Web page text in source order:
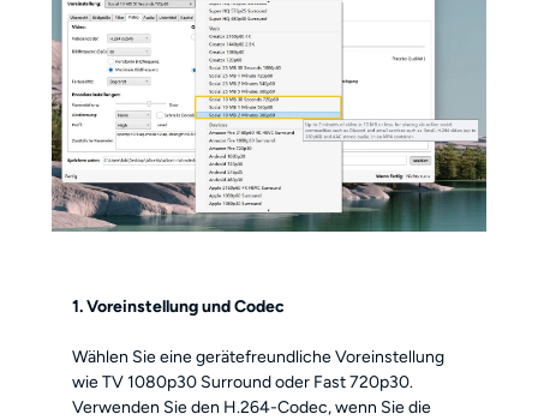
1. Voreinstellung und Codec
Wählen Sie eine gerätefreundliche Voreinstellung
wie TV 1080p30 Surround oder Fast 720p30.
Verwenden Sie den H.264-Codec, wenn Sie die